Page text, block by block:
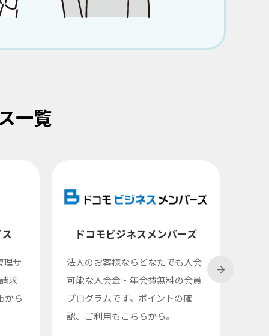
一覧
理サ
求
から
ドコモビジネスメンバーズ
法人のお客様ならどなたでも入会
可能な入会金・年会費無料の会員
プログラムです。ポイントの確
認、ご利用もこちらから。